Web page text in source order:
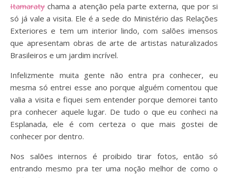
Itamaraty chama a atenção pela parte externa, que por si
só já vale a visita. Ele é a sede do Ministério das Relações
Exteriores e tem um interior lindo, com salões imensos
que apresentam obras de arte de artistas naturalizados
Brasileiros e um jardim incrível.
Infelizmente muita gente não entra pra conhecer, eu
mesma só entrei esse ano porque alguém comentou que
valia a visita e fiquei sem entender porque demorei tanto
pra conhecer aquele lugar. De tudo o que eu conheci na
Esplanada, ele é com certeza o que mais gostei de
conhecer por dentro.
Nos salões internos é proibido tirar fotos, então só
entrando mesmo pra ter uma noção melhor de como o